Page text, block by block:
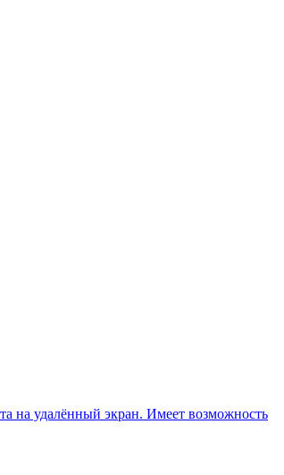
на удалённый экран. Имеет возможность